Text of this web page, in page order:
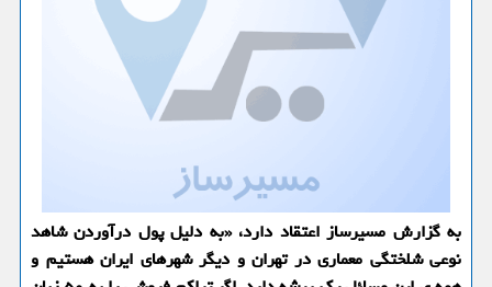
به گزارش مسیرساز اعتقاد دارد، «به دلیل پول درآوردن شاهد
نوعی شلختگی معماری در تهران و دیگر شهرهای ایران هستیم و